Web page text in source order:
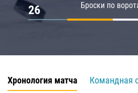
Броски по
26
Хронология матча
Командная